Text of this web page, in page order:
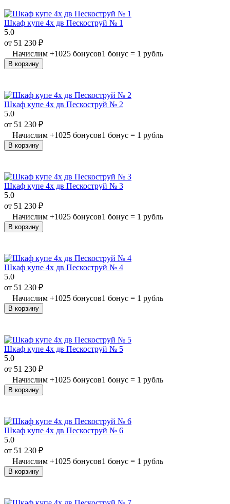
Шкаф купе 4х дв Пескоструй № 1
5.0
от 51 230 ₽
Начислим +1025 бонусов1 бонус = 1 рубль
В корзину
Шкаф купе 4х дв Пескоструй № 2
5.0
от 51 230 ₽
Начислим +1025 бонусов1 бонус = 1 рубль
В корзину
Шкаф купе 4х дв Пескоструй № 3
5.0
от 51 230 ₽
Начислим +1025 бонусов1 бонус = 1 рубль
В корзину
Шкаф купе 4х дв Пескоструй № 4
5.0
от 51 230 ₽
Начислим +1025 бонусов1 бонус = 1 рубль
В корзину
Шкаф купе 4х дв Пескоструй № 5
5.0
от 51 230 ₽
Начислим +1025 бонусов1 бонус = 1 рубль
В корзину
Шкаф купе 4х дв Пескоструй № 6
5.0
от 51 230 ₽
Начислим +1025 бонусов1 бонус = 1 рубль
В корзину